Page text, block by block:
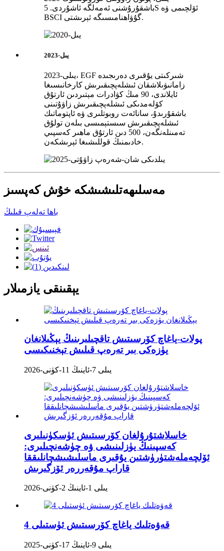
باشقۇرۇشنى ئەمەلگە ئاشۇردى. 5S ئۆلچىمى ۋە
BSCI گۇۋاھنامىسىگە ئېرىشتى.
2023-يىل
2023-يىلى، EGF شىركىتى يۇقىرى دەرىجىدە
زامانىۋىلاشقان ئىشلەپچىقىرىش كارخانىسىغا
ئايلاندى، 90 مىڭ كۋادرات مېتىردىن ئارتۇق
كۆلەمدىكى ئىشلەپچىقىرىش زاۋۇتىنى
باشقۇرىدۇ، سانائەت روبوتلىرى ۋە ئاپتوماتىك
ئىشلەپچىقىرىش سىستېمىسى بىلەن تولۇق
تەمىنلەنگەن، 500 دىن ئارتۇق ماھىر كەسپىي
خادىمنىڭ قوللىشىغا ئېرىشكەن.
مەسلىھەتلىشىشكە خۇش كەپسىز
باھا تەلەپ قىلىڭ
يېقىنقى يازمىلار
پولات-ياغاچ كۆرسىتىش تاقچىلىرىنىڭ يېڭىلانغان
يۈزەكى بىر تەرەپ قىلىش تېخنىكىسى
2026-يىلى 7-ئاينىڭ 11-كۈنى
خاسلاشتۇرۇلغان كۆرسىتىش ئۈسكۈنىلىرى
كەسپىنىڭ يۈزلىنىشى ۋە چۈشەنچىلىرى:
ئۆلچەملەشتۈرۈشتىن يۇقىرى ماسلىشىشچانلىققا
قاراپ مۇقەررەر ئۆزگىرىش
2026-يىلى 1-ئاينىڭ 2-كۈنى
4 قەۋەتلىك ياغاچ كۆرسىتىش ئۈستىلى
2025-يىلى 9-ئاينىڭ 17-كۈنى